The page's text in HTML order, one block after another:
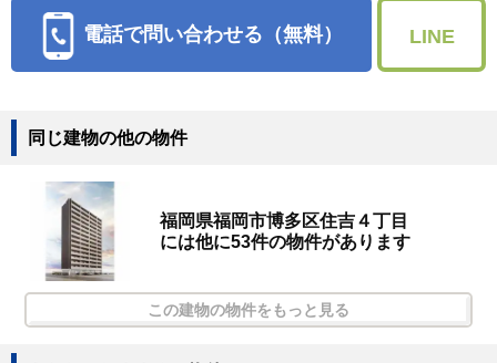
電話で問い合わせる（無料） LINE
同じ建物の他の物件
福岡県福岡市博多区住吉４丁目
には他に53件の物件があります
この建物の物件をもっと見る